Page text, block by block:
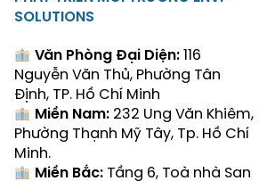
SOLUTIONS
Văn Phòng Đại Diện:116
Nguyễn Văn Thủ, Phường Tân
Định, TP. Hồ Chí Minh
Miền Nam:232 Ung Văn Khiêm,
Phường Thạnh Mỹ Tây, Tp. Hồ Chí
Minh.
Miền Bắc:Tầng 6, Toà nhà San